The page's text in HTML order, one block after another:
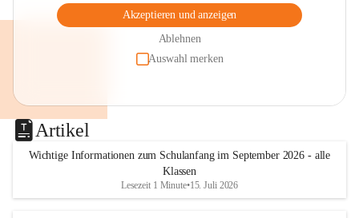
Akzeptieren und anzeigen
Ablehnen
Auswahl merken
Artikel
Wichtige Informationen zum Schulanfang im September 2026 - alle
Klassen
Lesezeit 1 Minute•15. Juli 2026